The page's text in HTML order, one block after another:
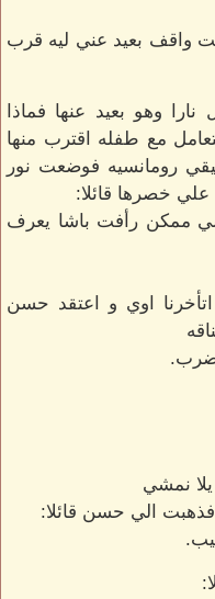
واقف بعيد عني ليه قرب
وهو بعيد عنها فماذا
مع طفله اقترب منها
رومانسيه فوضعت نور
خصرها قائلا:
ممكن رأفت باشا يعرف
اوي و اعتقد حسن
نمشي
الي حسن قائلا: